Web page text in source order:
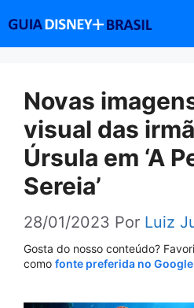
conteúdo
Novas
visual das
Úrsula em ‘A
Sereia’
28/01/2023 Por Luiz
Gosta do nosso conteúdo?
como fonte preferida no